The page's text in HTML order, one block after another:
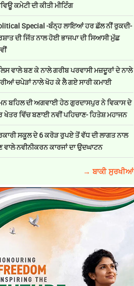
ਕਮੇਟੀ ਦੀ ਕੀਤੀ ਮੀਟਿੰਗ
Special -ਬੰਨ੍ਹ ਲਾਇਆਂ ਹਰ ਛੱਲ ਨੀਂ ਰੁਕਦੀ-
ਦੀ ਜਿੱਤ ਨਾਲ ਹੋਈ ਭਾਜਪਾ ਦੀ ਸਿਆਸੀ ਮੁੱਛ
ਵਾਲੇ ਬਣ ਕੇ ਨਾਲੇ ਗਰੀਬ ਪਰਵਾਸੀ ਮਜ਼ਦੂਰਾਂ ਦੇ ਨਾਲੇ
ਚਪੇੜਾਂ ਨਾਲੇ ਖੋਹ ਕੇ ਲੈ ਗਏ ਸਾਰੀ ਕਮਾਈ
ਬਹਿਲ ਦੀ ਅਗਵਾਈ ਹੇਠ ਗੁਰਦਾਸਪੁਰ ਨੇ ਵਿਕਾਸ ਦੇ
ਖੇਤਰ ਵਿੱਚ ਬਣਾਈ ਨਵੀਂ ਪਹਿਚਾਣ- ਹਿਤੇਸ਼ ਮਹਾਜਨ
ਸਕੂਲ ਦੇ 6 ਕਰੋੜ ਰੁਪਏ ਤੋਂ ਵੱਧ ਦੀ ਲਾਗਤ ਨਾਲ
ਵਾਲੇ ਨਵੀਨੀਕਰਨ ਕਾਰਜਾਂ ਦਾ ਉਦਘਾਟਨ
→ ਬਾਕੀ ਸੁਰਖੀਆਂ